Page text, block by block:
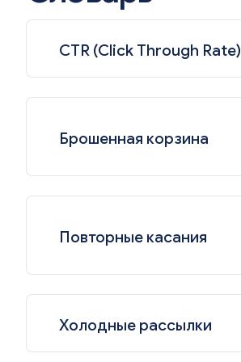
CTR (Click Through Rate)
Брошенная корзина
Повторные касания
Холодные рассылки